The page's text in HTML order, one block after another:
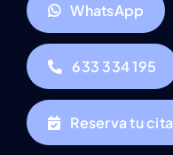
WhatsApp
633 334 195
Reserva tu cita